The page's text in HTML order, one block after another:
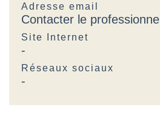
Adresse email
Contacter le professionnel
Site Internet
-
Réseaux sociaux
-